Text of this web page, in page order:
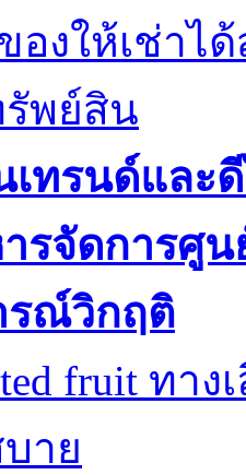
องให้เช่า
พย์สิน
ทรนด์และ
รจัดการศู
รณ์วิกฤติ
fruit ท
าย